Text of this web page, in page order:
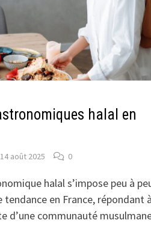
halal en
14 août 2025 0
halal s’impose peu à
en France, répondant
d’une communauté